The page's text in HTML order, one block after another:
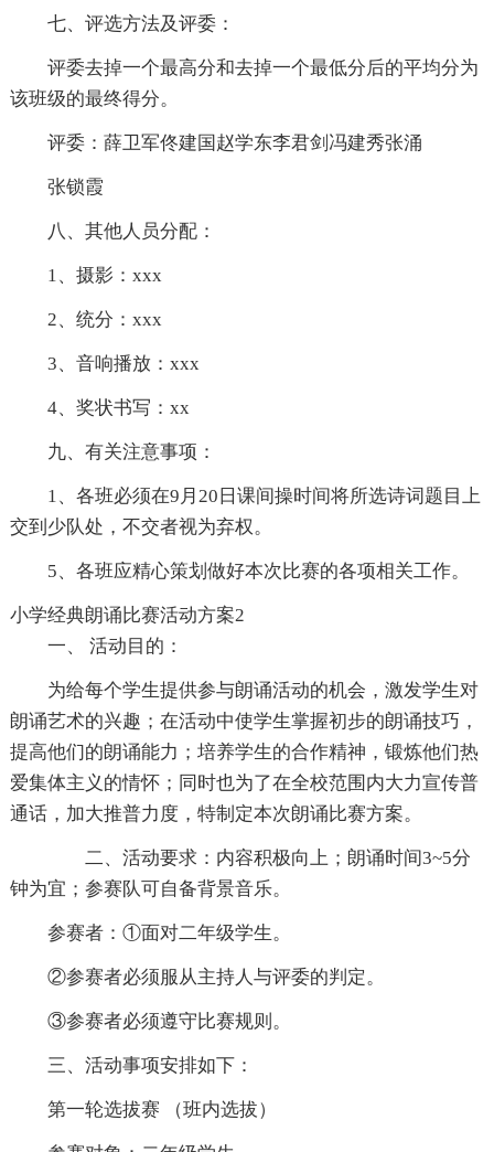
七、评选方法及评委：
评委去掉一个最高分和去掉一个最低分后的平均分为
该班级的最终得分。
评委：薛卫军佟建国赵学东李君剑冯建秀张涌
张锁霞
八、其他人员分配：
1、摄影：xxx
2、统分：xxx
3、音响播放：xxx
4、奖状书写：xx
九、有关注意事项：
1、各班必须在9月20日课间操时间将所选诗词题目上
交到少队处，不交者视为弃权。
5、各班应精心策划做好本次比赛的各项相关工作。
小学经典朗诵比赛活动方案2
一、 活动目的：
为给每个学生提供参与朗诵活动的机会，激发学生对
朗诵艺术的兴趣；在活动中使学生掌握初步的朗诵技巧，
提高他们的朗诵能力；培养学生的合作精神，锻炼他们热
爱集体主义的情怀；同时也为了在全校范围内大力宣传普
通话，加大推普力度，特制定本次朗诵比赛方案。
二、活动要求：内容积极向上；朗诵时间3~5分
钟为宜；参赛队可自备背景音乐。
参赛者：①面对二年级学生。
②参赛者必须服从主持人与评委的判定。
③参赛者必须遵守比赛规则。
三、活动事项安排如下：
第一轮选拔赛 （班内选拔）